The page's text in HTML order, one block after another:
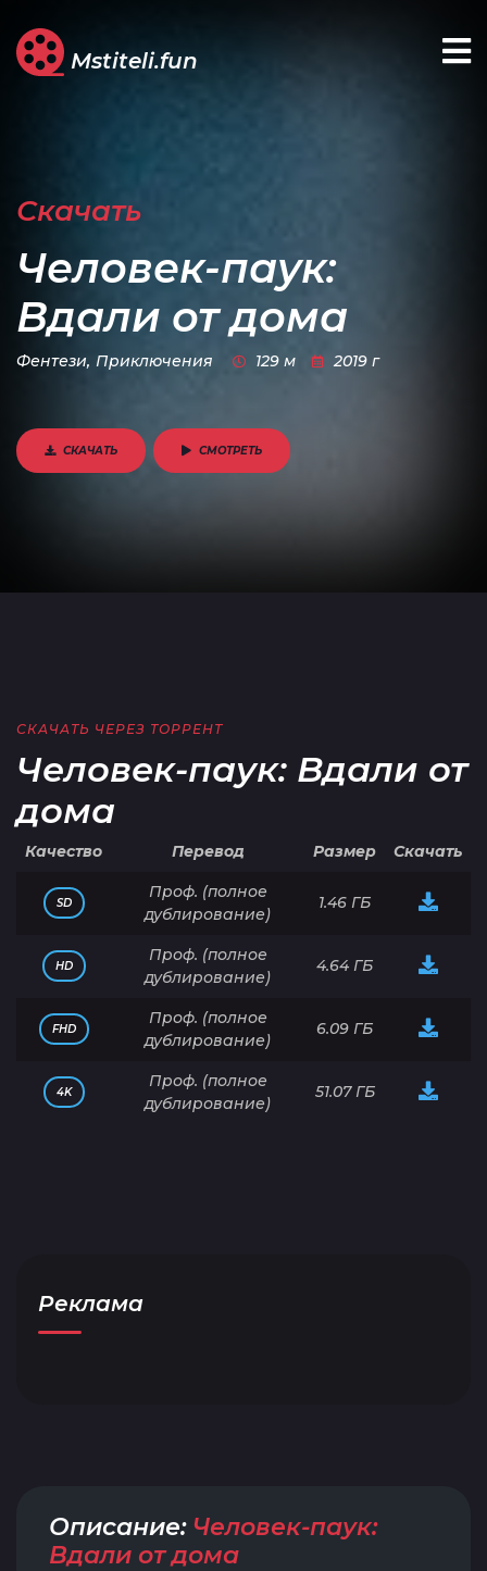
Mstiteli.fun
Скачать
Человек-паук:
Вдали от дома
Фентези, Приключения 129 м 2019 г
СКАЧАТЬ СМОТРЕТЬ
СКАЧАТЬ ЧЕРЕЗ ТОРРЕНТ
Человек-паук: Вдали от
дома
Качество Перевод Размер Скачать
SD
Проф. (полное
дублирование)
1.46 ГБ
HD
Проф. (полное
дублирование)
4.64 ГБ
FHD
Проф. (полное
дублирование)
6.09 ГБ
4K
Проф. (полное
дублирование)
51.07 ГБ
Реклама
Описание: Человек-паук:
Вдали от дома